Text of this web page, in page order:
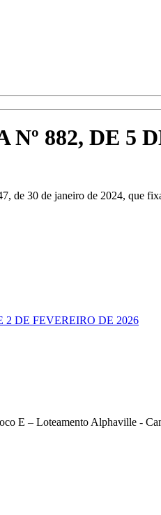
882, DE 5
de 30 de janeiro de 2024, que
2 DE FEVEREIRO DE 2026
E – Loteamento Alphaville -